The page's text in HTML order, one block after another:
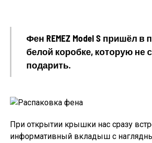
Фен REMEZ Model S пришёл
белой коробке, которую не
подарить.
При открытии крышки нас сразу
информативный вкладыш с